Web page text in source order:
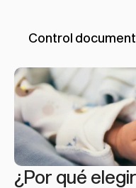
Control
¿Por qué